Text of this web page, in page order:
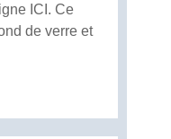
ICI. Ce
de verre et